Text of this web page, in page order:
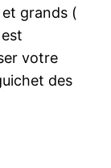
grands (
votre
des